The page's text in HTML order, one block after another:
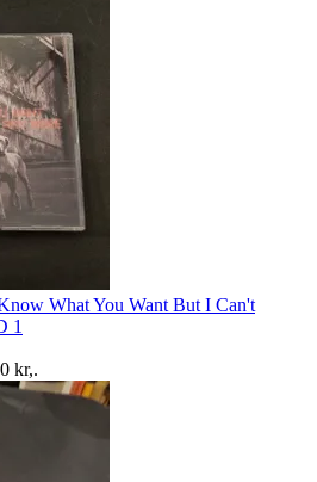
What You Want But I Can't
1
kr,.